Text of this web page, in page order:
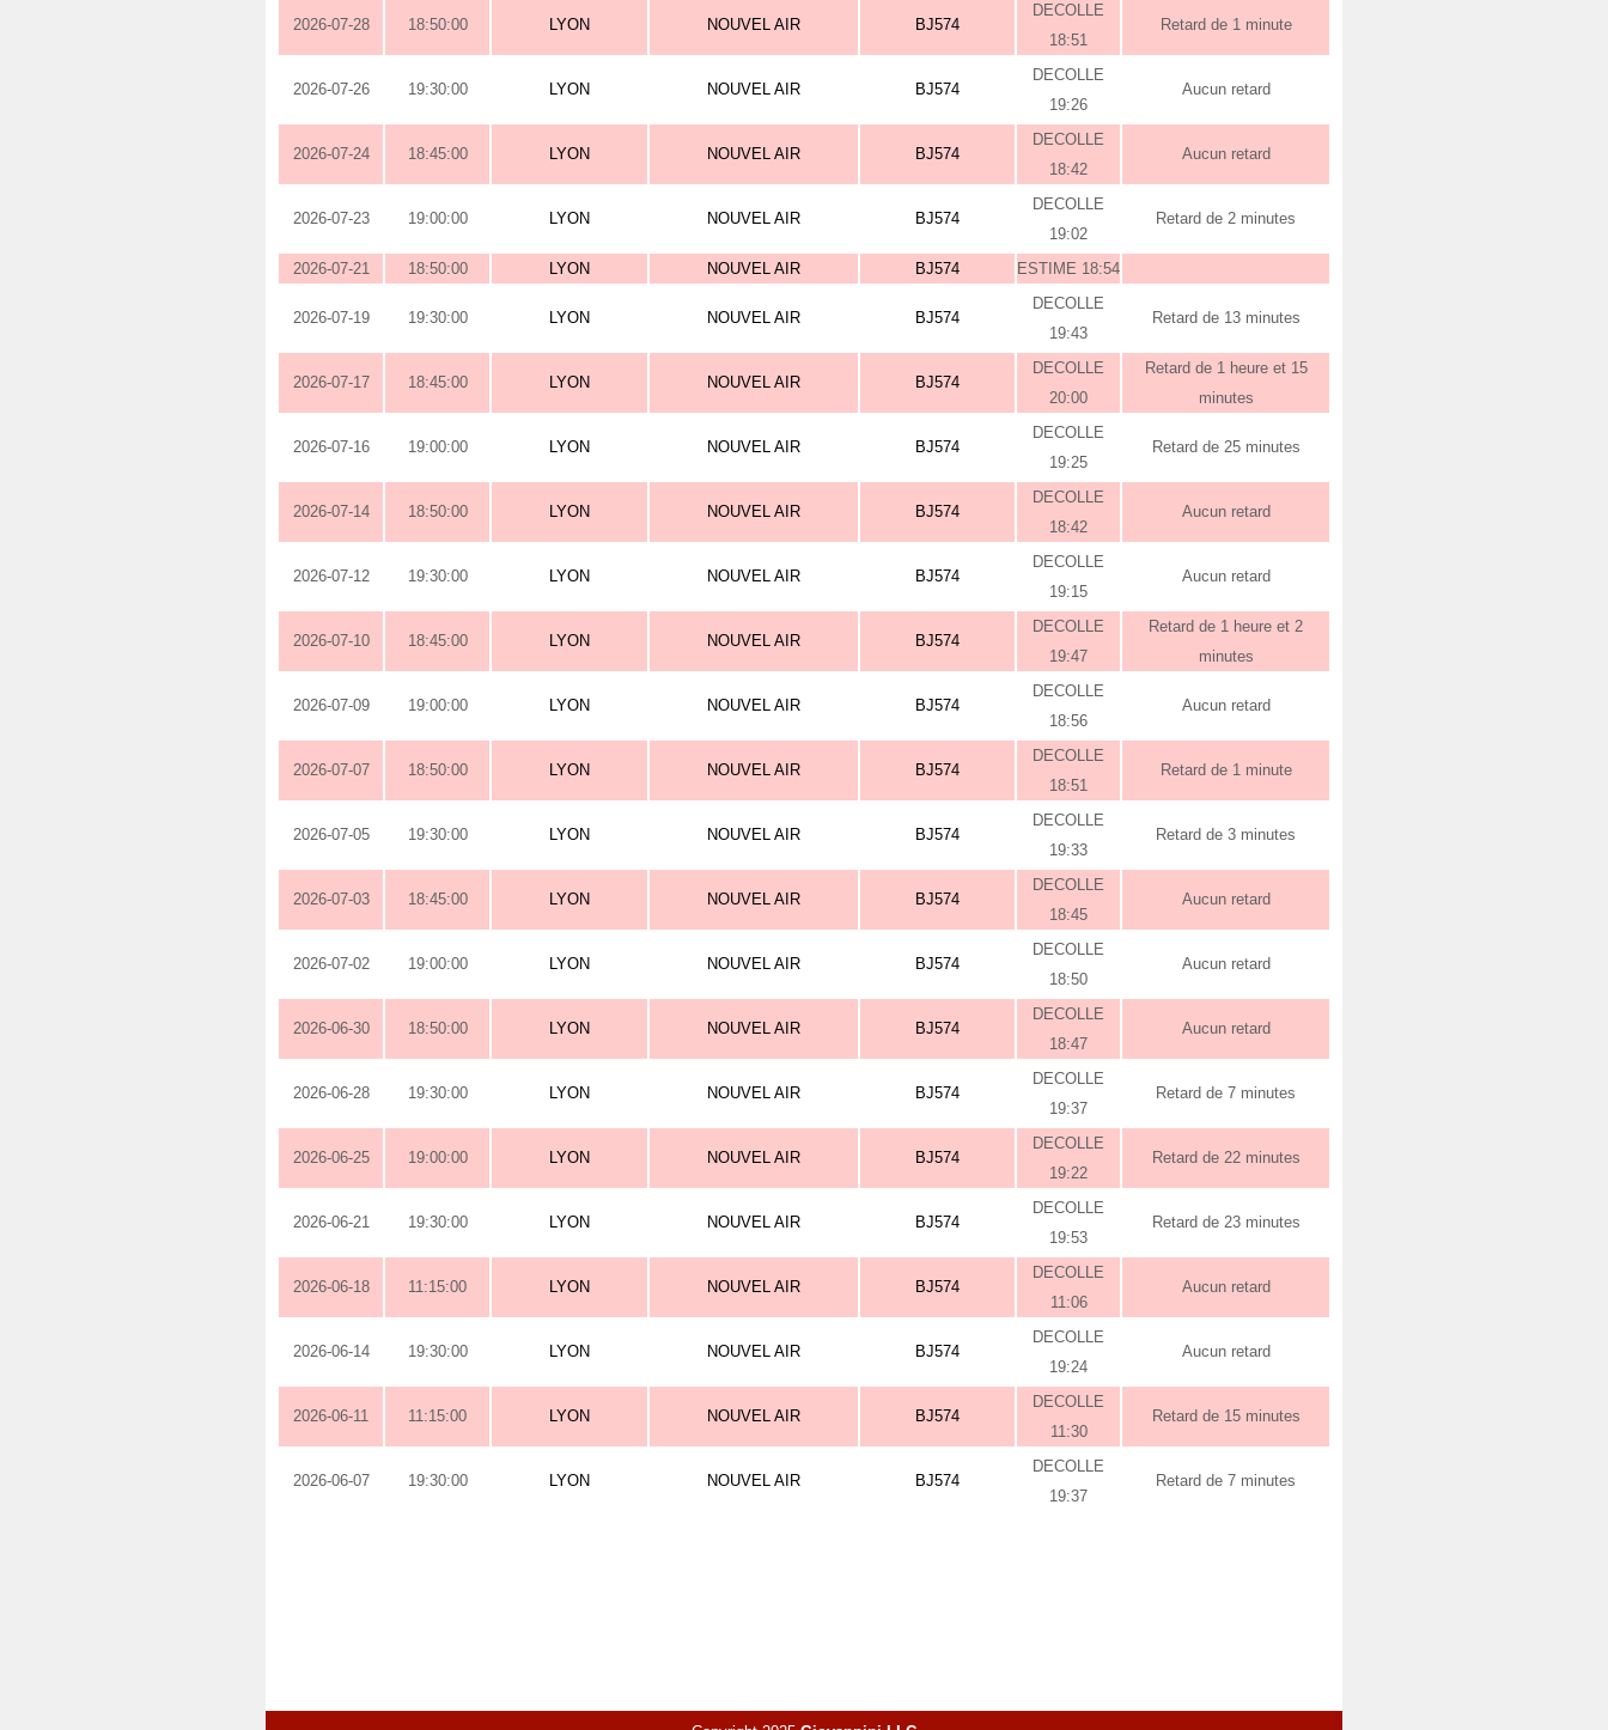
2026-07-28 18:50:00 LYON NOUVEL AIR BJ574
DECOLLE
18:51
Retard de 1 minute
2026-07-26 19:30:00 LYON NOUVEL AIR BJ574
DECOLLE
19:26
Aucun retard
2026-07-24 18:45:00 LYON NOUVEL AIR BJ574
DECOLLE
18:42
Aucun retard
2026-07-23 19:00:00 LYON NOUVEL AIR BJ574
DECOLLE
19:02
Retard de 2 minutes
2026-07-21 18:50:00 LYON NOUVEL AIR BJ574 ESTIME 18:54
2026-07-19 19:30:00 LYON NOUVEL AIR BJ574
DECOLLE
19:43
Retard de 13 minutes
2026-07-17 18:45:00 LYON NOUVEL AIR BJ574
DECOLLE
20:00
Retard de 1 heure et 15
minutes
2026-07-16 19:00:00 LYON NOUVEL AIR BJ574
DECOLLE
19:25
Retard de 25 minutes
2026-07-14 18:50:00 LYON NOUVEL AIR BJ574
DECOLLE
18:42
Aucun retard
2026-07-12 19:30:00 LYON NOUVEL AIR BJ574
DECOLLE
19:15
Aucun retard
2026-07-10 18:45:00 LYON NOUVEL AIR BJ574
DECOLLE
19:47
Retard de 1 heure et 2
minutes
2026-07-09 19:00:00 LYON NOUVEL AIR BJ574
DECOLLE
18:56
Aucun retard
2026-07-07 18:50:00 LYON NOUVEL AIR BJ574
DECOLLE
18:51
Retard de 1 minute
2026-07-05 19:30:00 LYON NOUVEL AIR BJ574
DECOLLE
19:33
Retard de 3 minutes
2026-07-03 18:45:00 LYON NOUVEL AIR BJ574
DECOLLE
18:45
Aucun retard
2026-07-02 19:00:00 LYON NOUVEL AIR BJ574
DECOLLE
18:50
Aucun retard
2026-06-30 18:50:00 LYON NOUVEL AIR BJ574
DECOLLE
18:47
Aucun retard
2026-06-28 19:30:00 LYON NOUVEL AIR BJ574
DECOLLE
19:37
Retard de 7 minutes
2026-06-25 19:00:00 LYON NOUVEL AIR BJ574
DECOLLE
19:22
Retard de 22 minutes
2026-06-21 19:30:00 LYON NOUVEL AIR BJ574
DECOLLE
19:53
Retard de 23 minutes
2026-06-18 11:15:00 LYON NOUVEL AIR BJ574
DECOLLE
11:06
Aucun retard
2026-06-14 19:30:00 LYON NOUVEL AIR BJ574
DECOLLE
19:24
Aucun retard
2026-06-11 11:15:00 LYON NOUVEL AIR BJ574
DECOLLE
11:30
Retard de 15 minutes
2026-06-07 19:30:00 LYON NOUVEL AIR BJ574
DECOLLE
19:37
Retard de 7 minutes